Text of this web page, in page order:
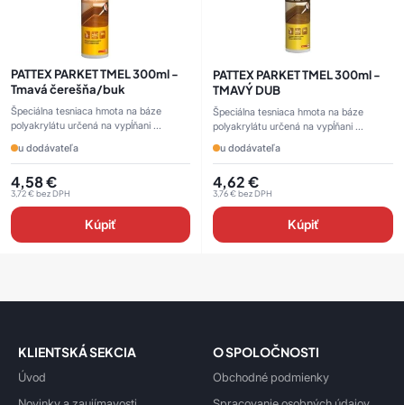
PATTEX PARKET TMEL 300ml -
Tmavá čerešňa/buk
Špeciálna tesniaca hmota na báze
polyakrylátu určená na vypĺňani ...
u dodávateľa
4,58€
3,72€bez DPH
Kúpiť
PATTEX PARKET TMEL 300ml -
TMAVÝ DUB
Špeciálna tesniaca hmota na báze
polyakrylátu určená na vypĺňani ...
u dodávateľa
4,62€
3,76€bez DPH
Kúpiť
KLIENTSKÁ SEKCIA
Úvod
O SPOLOČNOSTI
Obchodné podmienky